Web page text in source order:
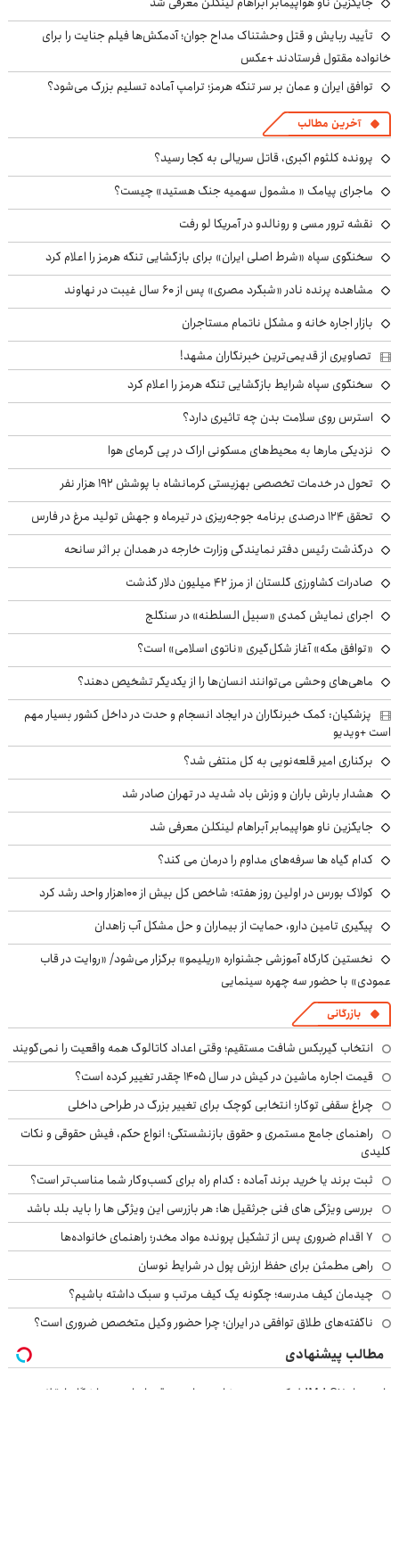
تأیید ربایش و قتل وحشتناک مداح جوان؛ آدمکش‌ها فیلم جنایت را برای
خانواده مقتول فرستادند +عکس
توافق ایران و عمان بر سر تنگه هرمز؛ ترامپ آماده تسلیم بزرگ می‌شود؟
آخرین مطالب
پرونده کلثوم اکبری، قاتل سریالی به کجا رسید؟
ماجرای پیامک « مشمول سهمیه جنگ هستید» چیست؟
نقشه ترور مسی و رونالدو در آمریکا لو رفت
سخنگوی سپاه «شرط اصلی ایران» برای بازگشایی تنگه هرمز را اعلام کرد
مشاهده پرنده نادر «شبگرد مصری» پس از ۶۰ سال غیبت در نهاوند
بازار اجاره خانه و مشکل ناتمام مستاجران
تصاویری از قدیمی‌ترین خبرنگاران مشهد!
سخنگوی سپاه شرایط بازگشایی تنگه هرمز را اعلام کرد
استرس روی سلامت بدن چه تاثیری دارد؟
نزدیکی مارها به محیط‌های مسکونی اراک در پی گرمای هوا
تحول در خدمات تخصصی بهزیستی کرمانشاه با پوشش ۱۹۲ هزار نفر
تحقق ۱۲۴ درصدی برنامه جوجه‌ریزی در تیرماه و جهش تولید مرغ در فارس
درگذشت رئیس دفتر نمایندگی وزارت خارجه در همدان بر اثر سانحه
صادرات کشاورزی گلستان از مرز ۴۲ میلیون دلار گذشت
اجرای نمایش کمدی «سبیل السلطنه» در سنگلج
«توافق مکه» آغاز شکل‌گیری «ناتوی اسلامی» است؟
ماهی‌های وحشی می‌توانند انسان‌ها را از یکدیگر تشخیص دهند؟
پزشکیان: کمک خبرنگاران در ایجاد انسجام و حدت در داخل کشور بسیار مهم
است +ویدیو
برکناری امیر قلعه‌نویی به کل منتفی شد؟
هشدار بارش باران و وزش باد شدید در تهران صادر شد
جایگزین ناو هواپیمابر آبراهام لینکلن معرفی شد
کدام گیاه ها سرفه‌های مداوم را درمان می کند؟
کولاک بورس در اولین روز هفته؛ شاخص کل بیش از ۱۰۰هزار واحد رشد کرد
پیگیری تامین دارو، حمایت از بیماران و حل مشکل آب زاهدان
نخستین کارگاه آموزشی جشنواره «ریلیمو» برگزار می‌شود/ «روایت در قاب
عمودی» با حضور سه چهره سینمایی
بازرگانی
انتخاب گیربکس شافت مستقیم؛ وقتی اعداد کاتالوگ همه واقعیت را نمی‌گویند
قیمت اجاره ماشین در کیش در سال ۱۴۰۵ چقدر تغییر کرده است؟
چراغ سقفی توکار؛ انتخابی کوچک برای تغییر بزرگ در طراحی داخلی
راهنمای جامع مستمری و حقوق بازنشستگی؛ انواع حکم، فیش حقوقی و نکات
کلیدی
ثبت برند یا خرید برند آماده : کدام راه برای کسب‌وکار شما مناسب‌تر است؟
بررسی ویژگی های فنی جرثقیل ها: هر بازرسی این ویژگی ها را باید بلد باشد
۷ اقدام ضروری پس از تشکیل پرونده مواد مخدر؛ راهنمای خانواده‌ها
راهی مطمئن برای حفظ ارزش پول در شرایط نوسان
چیدمان کیف مدرسه؛ چگونه یک کیف مرتب و سبک داشته باشیم؟
ناگفته‌های طلاق توافقی در ایران؛ چرا حضور وکیل متخصص ضروری است؟
مطالب پیشنهادی
بازدید از IM LS7 لوکس ترین شاسی بلند برقی ایران در باشگاه انقلاب